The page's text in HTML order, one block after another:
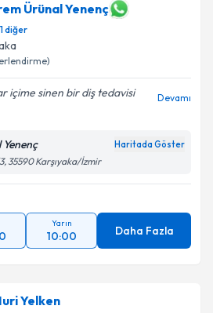
Ürünal Yenenç
1diğer
içime sinen bir diş tedavisi
Devamı
Haritada Göster
35590 Karşıyaka/İzmir
Yarın
10:00 Daha Fazla
Yelken